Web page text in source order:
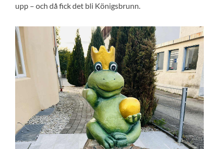
upp – och då fick det bli Königsbrunn.